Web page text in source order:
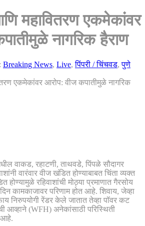
महावितरण एकमेकांवर
नागरिक हैराण
Breaking News, Live,पिंपरी / चिंचवड,पुणे
वाकड, रहाटणी, ताथवडे, पिंपळे सौदागर
वारंवार वीज खंडित होण्याबाबत चिंता व्यक्त
रहिवाशांची मोठ्या प्रमाणात गैरसोय
कामकाजावर परिणाम होत आहे. शिवाय, जेव्हा
निरुपयोगी रेंडर केले जातात तेव्हा पॉवर कट
आव्हाने (WFH) अनेकांसाठी परिस्थिती
आहे.